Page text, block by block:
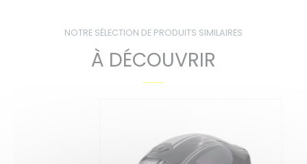
NOTRE SÉLECTION DE PRODUITS SIMILAIRES
À DÉCOUVRIR